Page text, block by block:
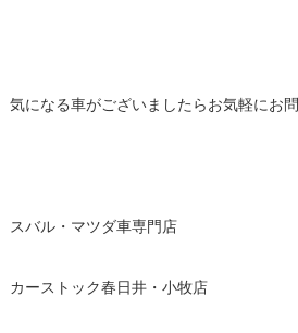
気になる車がございましたらお気軽にお
スバル・マツダ車専門店
カーストック春日井・小牧店